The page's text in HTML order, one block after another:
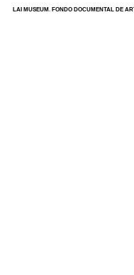
LAI MUSEUM. FONDO DOCUMENTAL DE